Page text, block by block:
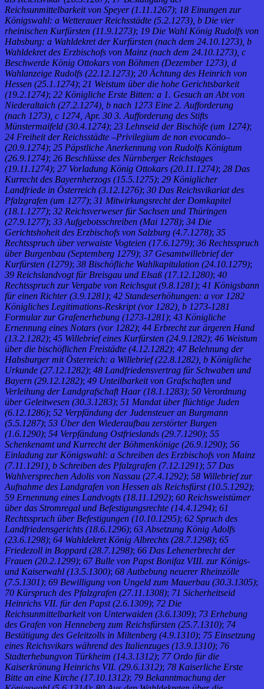
Reichsunmittelbarkeit von Speyer (1.11.1267); 18 Einungen zur
Königswahl: a Wetterauer Reichsstädte (5.2.1273), b Die vier
rheinischen Kurfürsten (11.9.1273); 19 Die Wahl König Rudolfs von
Habsburg: a Wahldekret der Kurfürsten (nach dem 24.10.1273), b
Wahldekret des Erzbischofs von Mainz (nach dem 24.10.1273), c
Beschwerde König Ottokars von Böhmen (Dezember 1273), d
Wahlanzeige Rudolfs (22.12.1273); 20 Ächtung des Heinrich von
Hessen (25.1.1274); 21 Weistum über die hohe Gerichtsbarkeit
(19.2.1274); 22 Königliche Erste Bitten: a 1. Gesuch an Abt von
Niederaltaich (27.2.1274), b nach 1273 Eine 2. Aufforderung
(nach 1273), c 1274, Apr. 30 3. Aufforderung des Stifts
Münstermaifeld (30.4.1274); 23 Lehnseid der Bischöfe (um 1274);
24 Freiheit der Reichsstädte –Privilegium de non evocando–
(20.9.1274); 25 Päpstliche Anerkennung von Rudolfs Königtum
(26.9.1274); 26 Beschlüsse des Nürnberger Reichstages
(19.11.1274); 27 Vorladung König Ottokars (20.11.1274); 28 Das
Kurrecht des Bayernherzogs (15.5.1275); 29 Königlicher
Landfriede in Österreich (3.12.1276); 30 Das Reichsvikariat des
Pfalzgrafen (um 1277); 31 Mitwirkungsrecht der Domkapitel
(18.1.1277); 32 Reichsverweser für Sachsen und Thüringen
(27.9.1277); 33 Aufgebotsschreiben (Mai 1278); 34 Die
Gerichtshoheit des Erzbischofs von Salzburg (4.7.1278); 35
Rechtsspruch über verwaiste Vogteien (17.6.1279); 36 Rechtsspruch
über Burgenbau (Septemberg 1279); 37 Gesamtwillebrief der
Kurfürsten (1279); 38 Bischöfliche Wahlkapitulation (24.10.1279);
39 Reichslandvogt für Breisgau und Elsaß (17.12.1280); 40
Rechtsspruch zur Vergabe von Reichsgut (9.8.1281); 41 Königsbann
für einen Richter (3.9.1281); 42 Standeserhöhungen: a vor 1282
Königliches Legitimations-Reskript (vor 1282), b 1273-1281
Formular zur Grafenerhebung (1273-1281); 43 Königliche
Ernennung eines Notars (vor 1282); 44 Erbrecht zur ärgeren Hand
(13.2.1282); 45 Willebrief eines Kurfürsten (24.9.1282); 46 Weistum
über die bischöflichen Freistädte (4.12.1282); 47 Belehnung der
Habsburger mit Österreich: a Willebrief (22.8.1282), b Königliche
Urkunde (27.12.1282); 48 Landfriedensvertrag für Schwaben und
Bayern (29.12.1282); 49 Unteilbarkeit von Grafschaften und
Verleihung der Landgrafschaft Haar (18.1.1283); 50 Verordnung
über Geleitwesen (30.3.1283); 51 Mandat über flüchtige Juden
(6.12.1286); 52 Verpfändung der Judensteuer an Burgmann
(5.5.1287); 53 Über den Wiederaufbau zerstörter Burgen
(1.6.1290); 54 Verpfändung Ostfrieslands (29.7.1290); 55
Schenkenamt und Kurrecht der Böhmenkönige (26.9.1290); 56
Einladung zur Königswahl: a Schreiben des Erzbischofs von Mainz
(7.11.1291), b Schreiben des Pfalzgrafen (7.12.1291); 57 Das
Wahlversprechen Adolis von Nassau (27.4.1292); 58 Willebrief zur
Aufnahme des Landgrafen von Hessen als Reichsfürst (10.5.1292);
59 Ernennung eines Landvogts (18.11.1292); 60 Reichsweistümer
über das Stromregal und Befestigungsrechte (14.4.1294); 61
Rechtsspruch über Befestigungen (10.10.1295); 62 Spruch des
Landfriedensgerichts (18.6.1296); 63 Absetzung König Adolfs
(23.6.1298); 64 Wahldekret König Albrechts (28.7.1298); 65
Friedezoll in Boppard (28.7.1298); 66 Das Lehenerbrecht der
Frauen (20.2.1299); 67 Bulle von Papst Bonifaz VIII. zur Königs-
und Kaiserwahl (13.5.1300); 68 Autbebung neuerer Rheinzölle
(7.5.1301); 69 Bewilligung von Ungeld zum Mauerbau (30.3.1305);
70 Kürspruch des Pfalzgrafen (27.11.1308); 71 Sicherheitseid
Heinrichs VII. für den Papst (2.6.1309); 72 Die
Reichsunmittelbarkeit von Unterwaiden (3.6.1309); 73 Erhebung
des Grafen von Henneberg zum Reichsfürsten (25.7.1310); 74
Bestätigung des Geleitzolls in Miltenberg (4.9.1310); 75 Einsetzung
eines Reichsvikars während des Italienzuges (13.9.1310); 76
Stadterhebungvon Türkheim (14.3.1312); 77 Ordo für die
Kaiserkrönung Heinrichs VII. (29.6.1312); 78 Kaiserliche Erste
Bitte an eine Kirche (17.10.1312); 79 Bekanntmachung der